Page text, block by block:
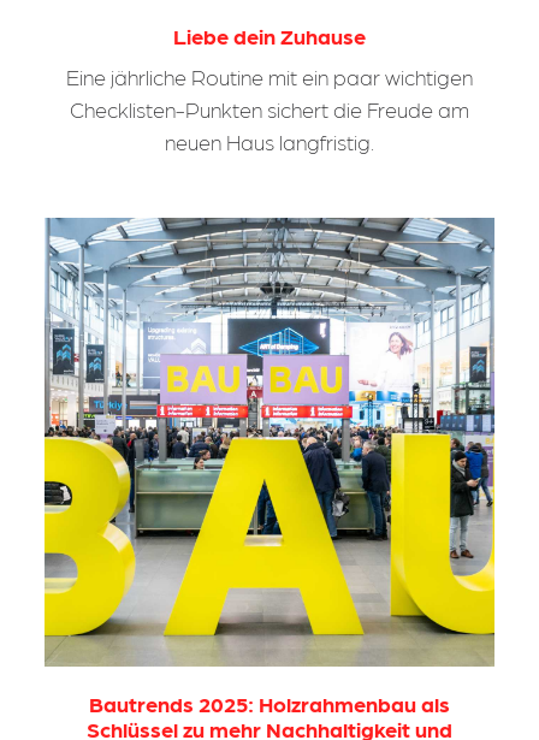
Liebe dein Zuhause
Eine jährliche Routine mit ein paar wichtigen
Checklisten-Punkten sichert die Freude am
neuen Haus langfristig.
Bautrends 2025: Holzrahmenbau als
Schlüssel zu mehr Nachhaltigkeit und